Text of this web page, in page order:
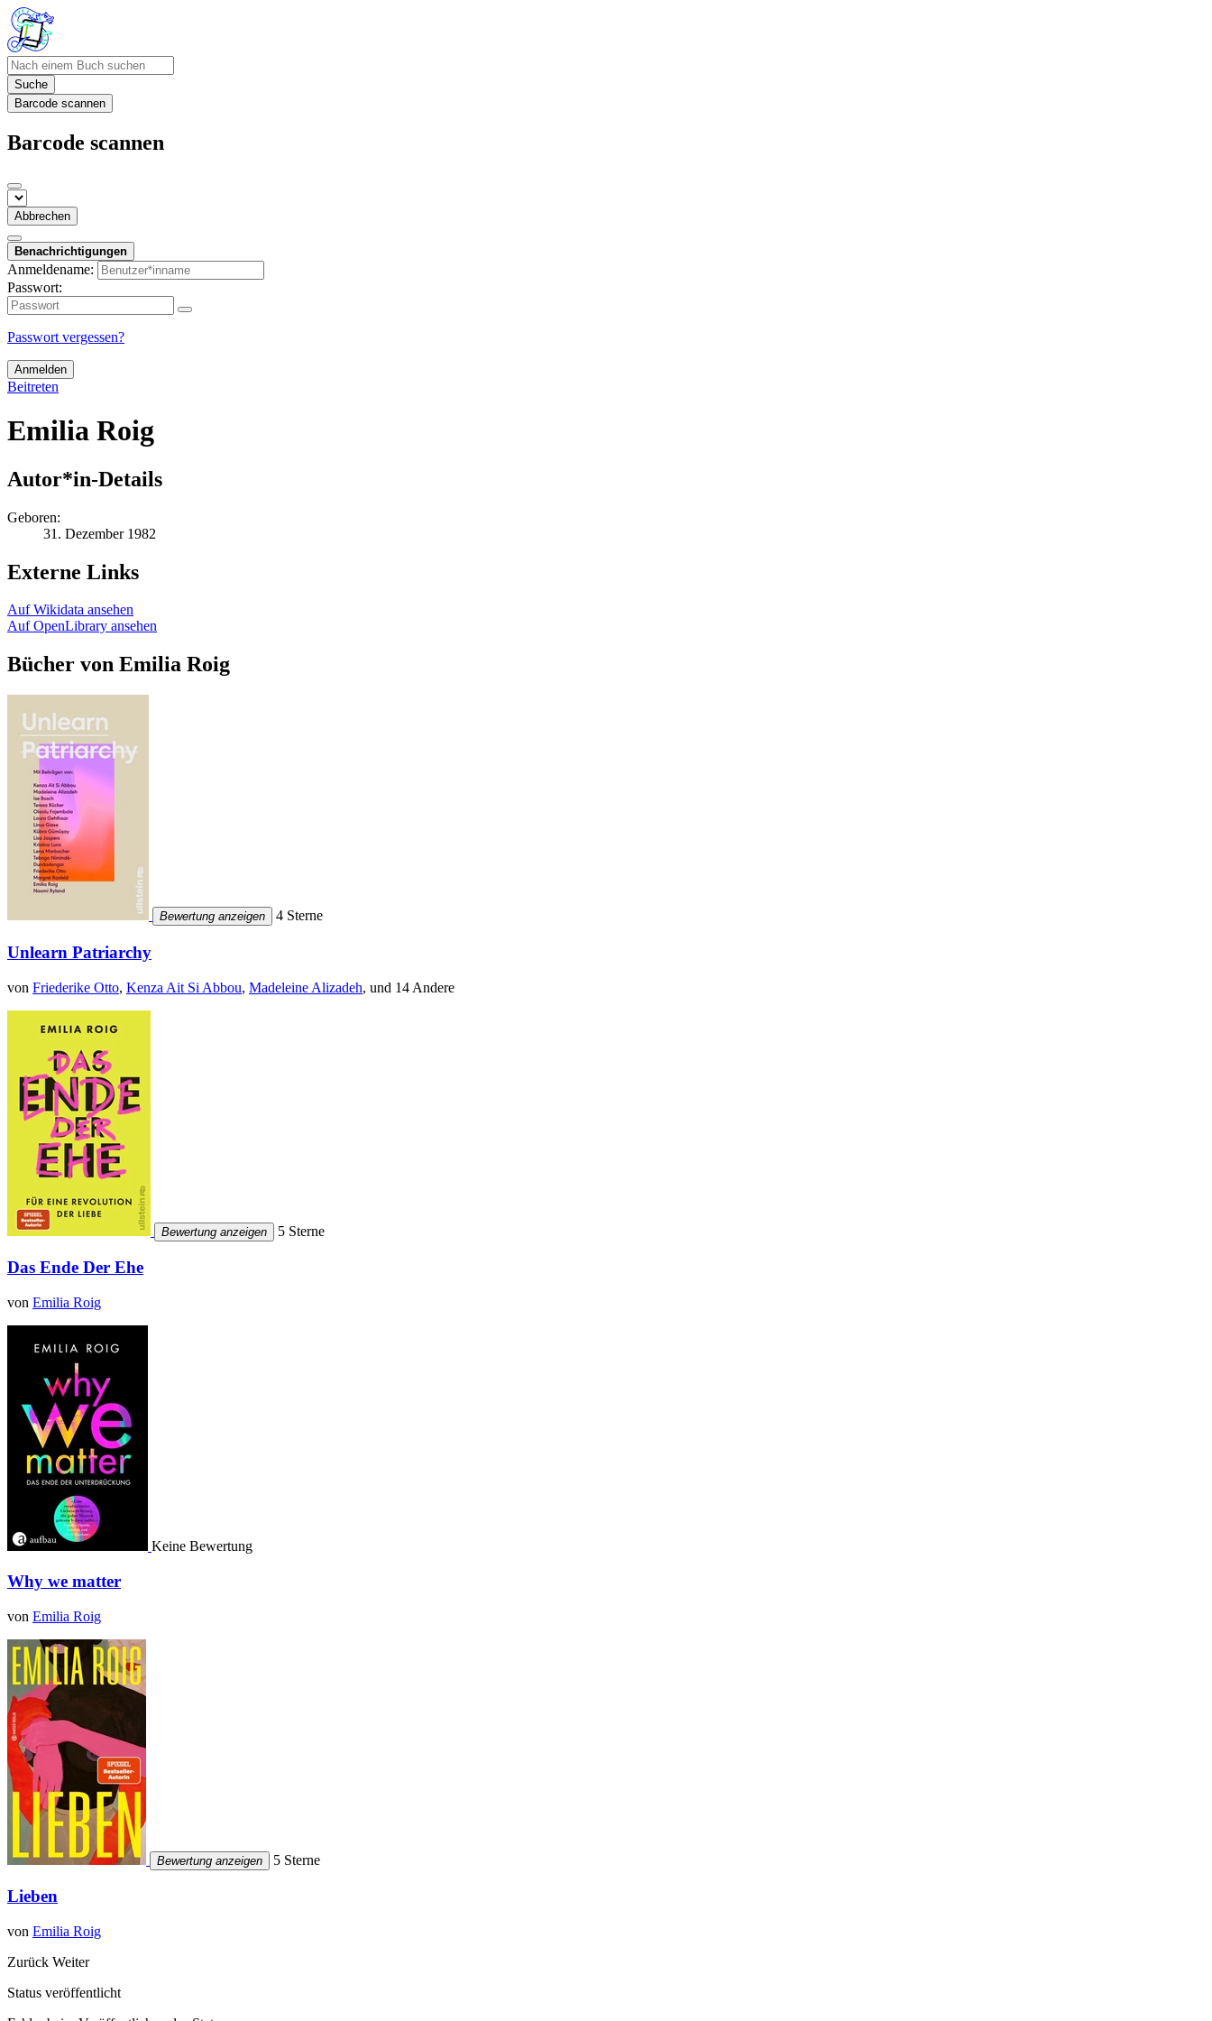
Suche
Barcode scannen
Barcode scannen
Abbrechen
Benachrichtigungen
Anmeldename:
Passwort:
Passwort vergessen?
Anmelden
Beitreten
Emilia Roig
Autor*in-Details
Geboren:
31. Dezember 1982
Externe Links
Auf Wikidata ansehen
Auf OpenLibrary ansehen
Bücher von Emilia Roig
Bewertung anzeigen 4 Sterne
Unlearn Patriarchy
von Friederike Otto, Kenza Ait Si Abbou, Madeleine Alizadeh, und 14 Andere
Bewertung anzeigen 5 Sterne
Das Ende Der Ehe
von Emilia Roig
Keine Bewertung
Why we matter
von Emilia Roig
Bewertung anzeigen 5 Sterne
Lieben
von Emilia Roig
Zurück Weiter
Status veröffentlicht